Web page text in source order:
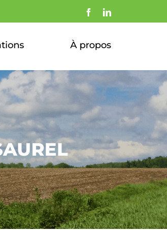
FacebookLinkedIn
À propos